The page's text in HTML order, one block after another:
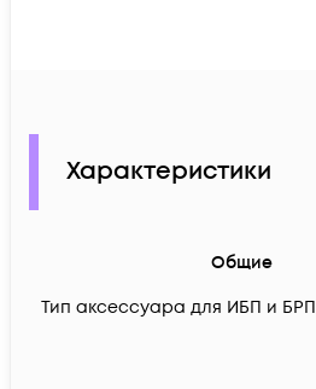
Характеристики
Общие
Тип аксессуара для ИБП и БРП